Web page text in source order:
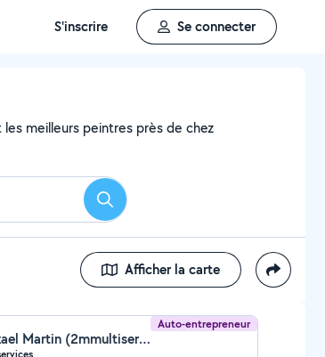
S'inscrire Se connecter
meilleurs peintres près de chez
Rechercher
Afficher la carte
Auto-entrepreneur
Mickael Martin (2mmultiservices)